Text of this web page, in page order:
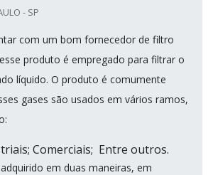
- SP
com um bom fornecedor de filtro
produto é empregado para filtrar o
líquido. O produto é comumente
gases são usados em vários ramos,
Comerciais; Entre outros.
em duas maneiras, em